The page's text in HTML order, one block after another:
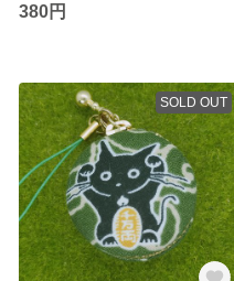
380円
SOLD OUT